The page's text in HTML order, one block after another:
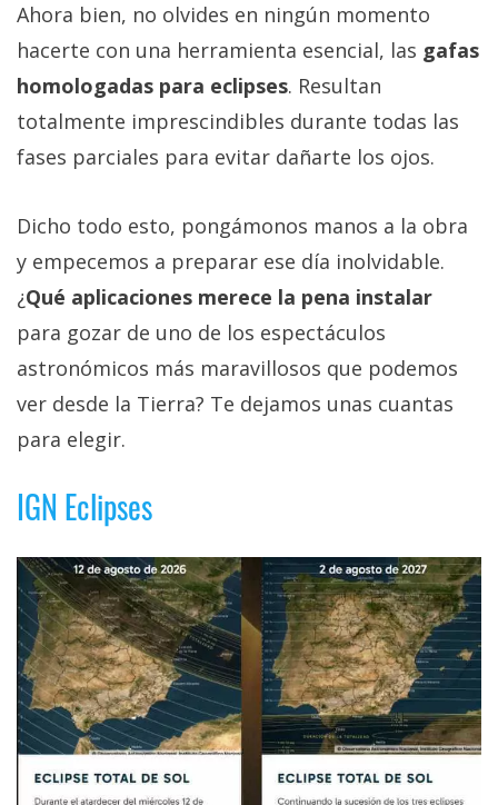
Ahora bien, no olvides en ningún momento
hacerte con una herramienta esencial, las gafas
homologadas para eclipses. Resultan
totalmente imprescindibles durante todas las
fases parciales para evitar dañarte los ojos.
Dicho todo esto, pongámonos manos a la obra
y empecemos a preparar ese día inolvidable.
¿Qué aplicaciones merece la pena instalar
para gozar de uno de los espectáculos
astronómicos más maravillosos que podemos
ver desde la Tierra? Te dejamos unas cuantas
para elegir.
IGN Eclipses